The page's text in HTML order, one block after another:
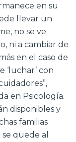
en su
llevar un
no se ve
ni a cambiar de
en el caso de
‘luchar’ con
en Psicología.
disponibles y
familias
quede al